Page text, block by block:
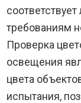
требованиям
Проверка
освещения
цвета
испытания,